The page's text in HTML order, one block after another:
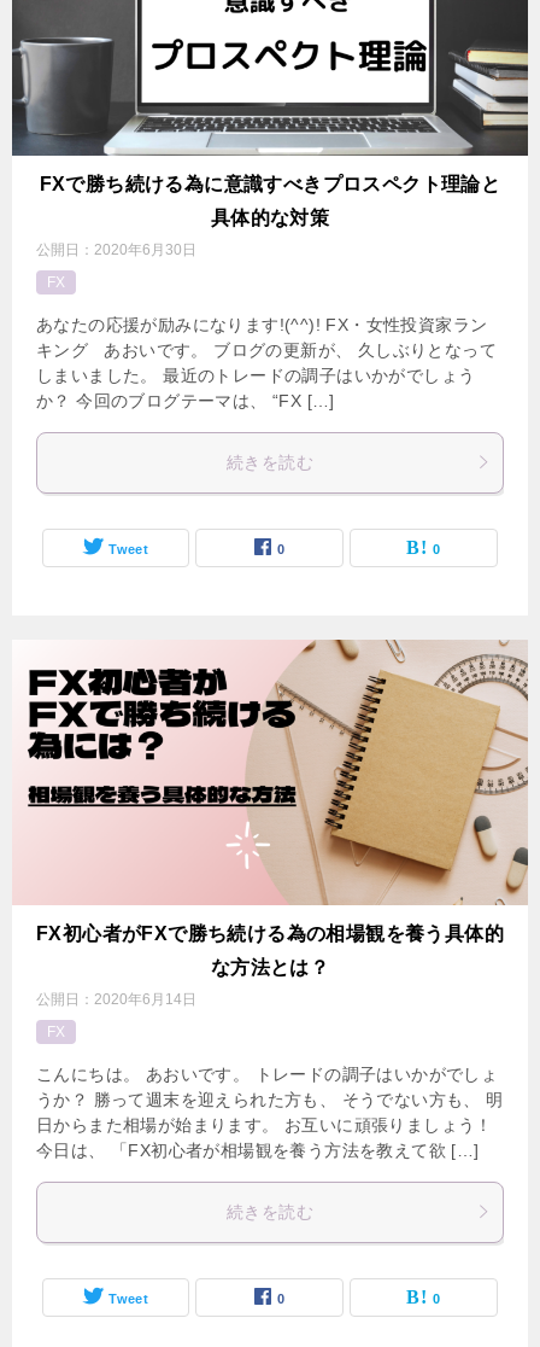
FXで勝ち続ける為に意識すべきプロスペクト理論と
具体的な対策
公開日： 2020年6月30日
FX
あなたの応援が励みになります!(^^)! FX・女性投資家ラン
キング あおいです。 ブログの更新が、 久しぶりとなって
しまいました。 最近のトレードの調子はいかがでしょう
か？ 今回のブログテーマは、 “FX […]
続きを読む
Tweet 0 0
FX初心者がFXで勝ち続ける為の相場観を養う具体的
な方法とは？
公開日： 2020年6月14日
FX
こんにちは。 あおいです。 トレードの調子はいかがでしょ
うか？ 勝って週末を迎えられた方も、 そうでない方も、 明
日からまた相場が始まります。 お互いに頑張りましょう！
今日は、 「FX初心者が相場観を養う方法を教えて欲 […]
続きを読む
Tweet 0 0